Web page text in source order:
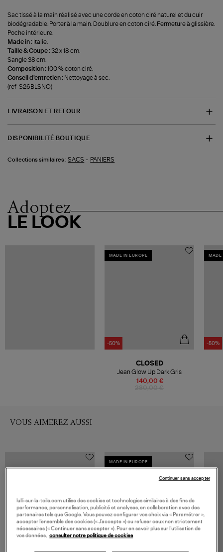
Sac tissé à la main réalisé avec une corde en coton ciré naturel et du cuir
biodégradable. Porter à la main. Doublure en coton ciré. Fermeture à glissière.
Poche intérieure.
Made in : Italie.
Taille & Coupe :32 x 18 cm.
Sangle 38 cm.
Composition :100 % coton ciré.
Conseil d'entretien : Nettoyage à sec.
(ref-S26BLSNO)
LIVRAISON ET RETOUR
DISPONIBILITÉ BOUTIQUE
Collections similaires : SACS - PANIERS
Adoptez
LE LOOK
MADE IN EUROPE
-50%
140,00 €
CLOSED
Jean Glow Up Dark Gris
MADE
-50%
VOUS AIMEREZ AUSSI
MADE IN EUROPE
lulli-sur-la-toile.com utilise des cookies et technologies similaires à des fins de
performance, personnalisation, publicité et analyses, en collaboration avec des
partenaires tels que Google. Vous pouvez configurer vos choix via « Paramétrer »,
accepter l’ensemble des cookies (« J’accepte ») ou refuser ceux non strictement
nécessaires (« Continuer sans accepter »). Pour en savoir plus sur l’utilisation de
vos données, consulter notre politique de cookies
Continuer sans accepter